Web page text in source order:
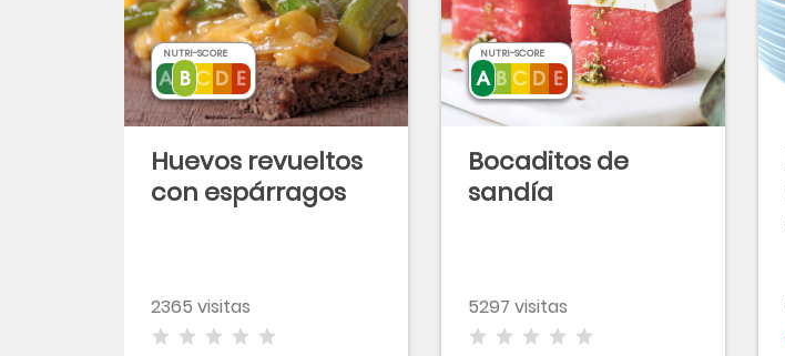
Huevos revueltos
con espárragos
2365 visitas
NUTRI-SCORE
Bocaditos de
sandía
5297 visitas
NUTRI-SCORE